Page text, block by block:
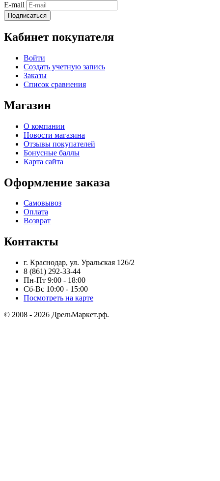
E-mail
Подписаться
Кабинет покупателя
Войти
Создать учетную запись
Заказы
Список сравнения
Магазин
О компании
Новости магазина
Отзывы покупателей
Бонусные баллы
Карта сайта
Оформление заказа
Самовывоз
Оплата
Возврат
Контакты
г. Краснодар, ул. Уральская 126/2
8 (861) 292-33-44
Пн-Пт 9:00 - 18:00
Сб-Вс 10:00 - 15:00
Посмотреть на карте
© 2008 - 2026 ДрельМаркет.рф.